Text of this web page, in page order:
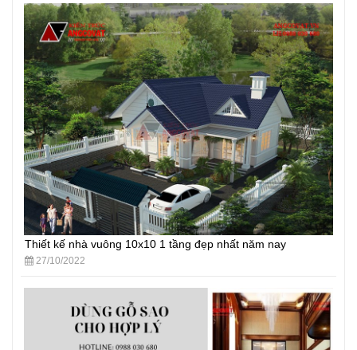
Thiết kế nhà vuông 10x10 1 tầng đẹp nhất năm nay
27/10/2022